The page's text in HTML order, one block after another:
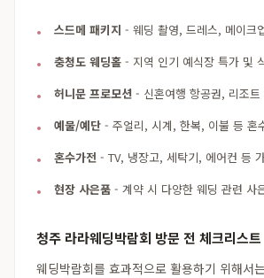
스드메 패키지 - 웨딩 촬영, 드레스, 메이크
충청도 웨딩홀 - 지역 인기 예식장 특가 및
허니문 프로모션 - 신혼여행 항공권, 리조
예물/예단 - 주얼리, 시계, 한복, 이불 등 혼
혼수가전 - TV, 냉장고, 세탁기, 에어컨 등
현장 사은품 - 계약 시 다양한 웨딩 관련 사
청주 라라웨딩박람회 방문 전 체크리스트
웨딩박람회를 효과적으로 활용하기 위해서